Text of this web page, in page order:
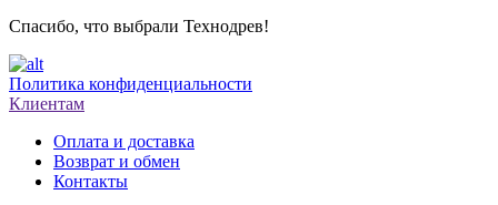
Спасибо, что выбрали Технодрев!
Политика конфиденциальности
Клиентам
Оплата и доставка
Возврат и обмен
Контакты